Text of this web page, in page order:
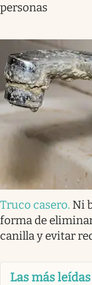
personas
Truco casero. Ni
forma de
canilla y evitar
Las más leídas